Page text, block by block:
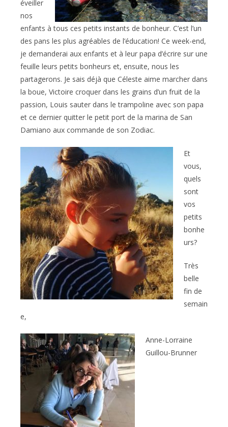
éveiller
nos
enfants à tous ces petits instants de bonheur. C’est l’un
des pans les plus agréables de l’éducation! Ce week-end,
je demanderai aux enfants et à leur papa d’écrire sur une
feuille leurs petits bonheurs et, ensuite, nous les
partagerons. Je sais déjà que Céleste aime marcher dans
la boue, Victoire croquer dans les grains d’un fruit de la
passion, Louis sauter dans le trampoline avec son papa
et ce dernier quitter le petit port de la marina de San
Damiano aux commande de son Zodiac.
Et
vous,
quels
sont
vos
petits
bonhe
urs?
Très
belle
fin de
semain
e,
Anne-Lorraine
Guillou-Brunner